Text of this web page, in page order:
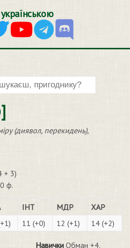
(диявол, перекидень),
+ 3)
ф.
ІНТ МДР
ХАР
11 (+0) 12 (+1) 14 (+2)
Навички Обман +4,